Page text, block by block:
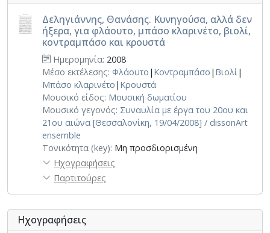
Δεληγιάννης, Θανάσης. Κυνηγούσα, αλλά δεν
ήξερα, για φλάουτο, μπάσο κλαρινέτο, βιολί,
κοντραμπάσο και κρουστά
Ημερομηνία: 2008
Μέσο εκτέλεσης:Φλάουτο | Κοντραμπάσο | Βιολί |
Μπάσο κλαρινέτο | Κρουστά
Μουσικό είδος: Μουσική δωματίου
Μουσικό γεγονός: Συναυλία με έργα του 20ου και
21ου αιώνα [Θεσσαλονίκη, 19/04/2008] / dissonArt
ensemble
Τονικότητα (key): Μη προσδιορισμένη
Ηχογραφήσεις
Παρτιτούρες
Ηχογραφήσεις